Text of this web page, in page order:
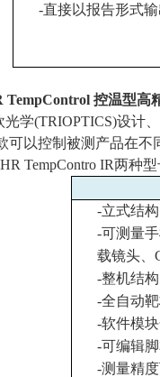
-直接以报告形式
TempControl 控温型高
光学(TRIOPTICS)设计
可以控制被测产品在不
TempContro IR两种
-立式结
-可测量
载镜头、
-整机结
-全自动
-软件模
-可编辑
-测量精